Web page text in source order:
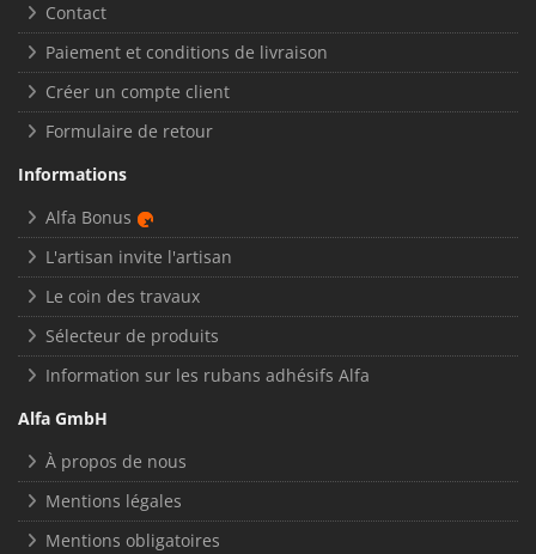
Contact
Paiement et conditions de livraison
Créer un compte client
Formulaire de retour
Informations
Alfa Bonus
L'artisan invite l'artisan
Le coin des travaux
Sélecteur de produits
Information sur les rubans adhésifs Alfa
Alfa GmbH
À propos de nous
Mentions légales
Mentions obligatoires